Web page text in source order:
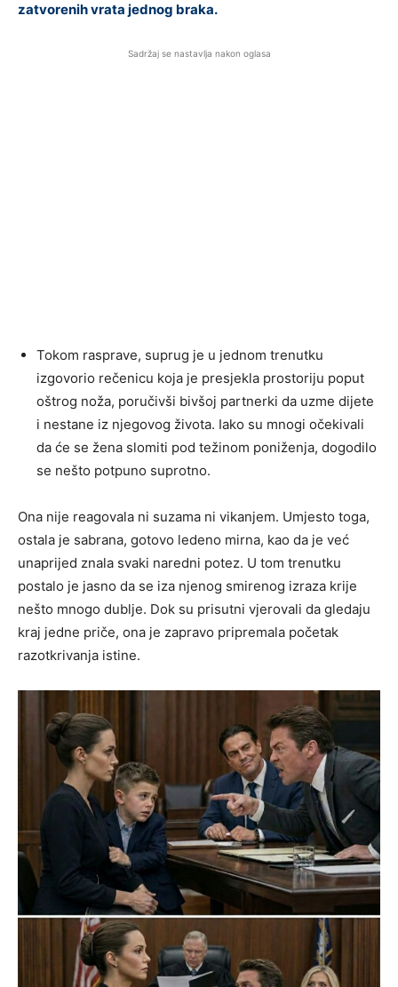
zatvorenih vrata jednog braka.
Sadržaj se nastavlja nakon oglasa
Tokom rasprave, suprug je u jednom trenutku
izgovorio rečenicu koja je presjekla prostoriju poput
oštrog noža, poručivši bivšoj partnerki da uzme dijete
i nestane iz njegovog života. Iako su mnogi očekivali
da će se žena slomiti pod težinom poniženja, dogodilo
se nešto potpuno suprotno.
Ona nije reagovala ni suzama ni vikanjem. Umjesto toga,
ostala je sabrana, gotovo ledeno mirna, kao da je već
unaprijed znala svaki naredni potez. U tom trenutku
postalo je jasno da se iza njenog smirenog izraza krije
nešto mnogo dublje. Dok su prisutni vjerovali da gledaju
kraj jedne priče, ona je zapravo pripremala početak
razotkrivanja istine.